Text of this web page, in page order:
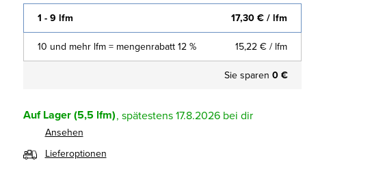
1 - 9 lfm 17,30 €/ lfm
10 und mehr lfm = mengenrabatt 12 % 15,22 € / lfm
Sie sparen 0 €
Auf Lager(5,5 lfm) 17.8.2026
Ansehen
Lieferoptionen